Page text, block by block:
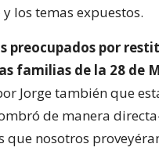
los temas expuestos.
preocupados por
familias de la 28 de
Jorge también que
de manera
que nosotros